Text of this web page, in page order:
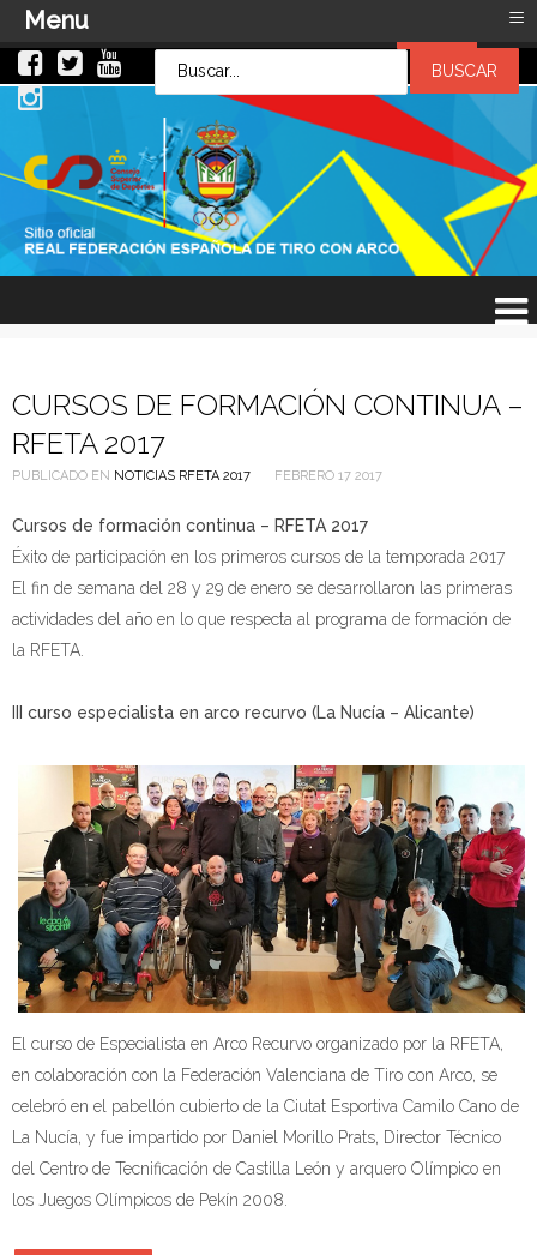
CURSOS DE FORMACIÓN CONTINUA –
RFETA 2017
PUBLICADO EN NOTICIAS RFETA 2017 FEBRERO 17 2017
Cursos de formación continua – RFETA 2017
Éxito de participación en los primeros cursos de la temporada 2017
El fin de semana del 28 y 29 de enero se desarrollaron las primeras
actividades del año en lo que respecta al programa de formación de
la RFETA.
III curso especialista en arco recurvo (La Nucía – Alicante)
El curso de Especialista en Arco Recurvo organizado por la RFETA,
en colaboración con la Federación Valenciana de Tiro con Arco, se
celebró en el pabellón cubierto de la Ciutat Esportiva Camilo Cano de
La Nucía, y fue impartido por Daniel Morillo Prats, Director Técnico
del Centro de Tecnificación de Castilla León y arquero Olímpico en
los Juegos Olímpicos de Pekín 2008.
LOG INOR
Contraseña
Recuérdeme
Menu ≡